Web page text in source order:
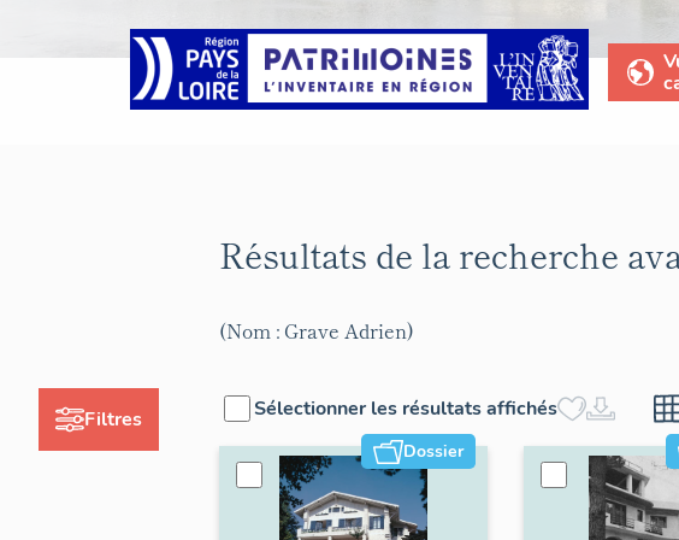
Filtres
Résultats de la recherche
(Nom : Grave Adrien)
Sélectionner les résultats affichés
Dossier